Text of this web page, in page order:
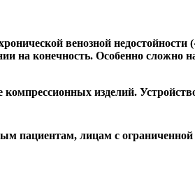
венозной
на конечность. Особенно сложно
компрессионных изделий.
пациентам, лицам с